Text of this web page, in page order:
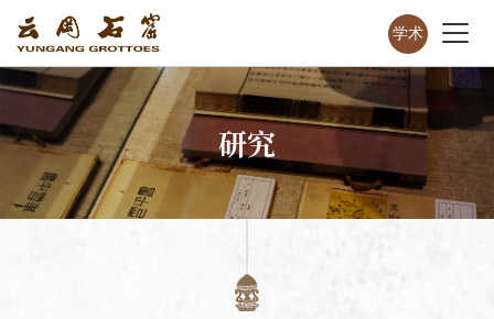
学术
研究